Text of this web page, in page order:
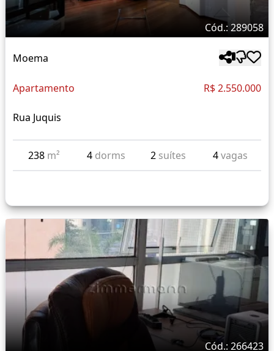
Cód.: 289058
Moema
Apartamento R$ 2.550.000
Rua Juquis
238 m² 4 dorms 2 suítes 4vagas
Cód.: 266423